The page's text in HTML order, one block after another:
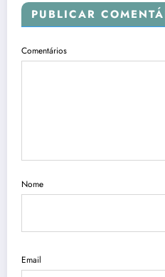
PUBLICAR
Comentários
Nome
Email